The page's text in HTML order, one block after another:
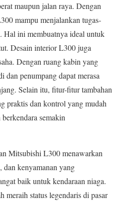
maupun jalan raya. Dengan
mampu menjalankan tugas-
Hal ini membuatnya ideal untuk
Desain interior L300 juga
Dengan ruang kabin yang
dan penumpang dapat merasa
Selain itu, fitur-fitur tambahan
praktis dan kontrol yang mudah
semakin
Mitsubishi L300 menawarkan
dan kenyamanan yang
baik untuk kendaraan niaga.
status legendaris di pasar